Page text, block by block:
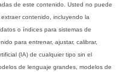
de este contenido. Usted no puede
contenido, incluyendo la
o índices para sistemas de
para entrenar, ajustar, calibrar,
(IA) de cualquier tipo sin el
de lenguaje grandes, modelos de